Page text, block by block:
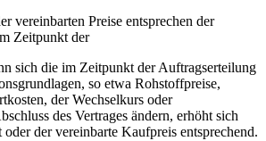
vereinbarten Preise entsprechen der
Zeitpunkt der
sich die im Zeitpunkt der Auftragserteilung
so etwa Rohstoffpreise,
der Wechselkurs oder
des Vertrages ändern, erhöht sich
der vereinbarte Kaufpreis entsprechend.